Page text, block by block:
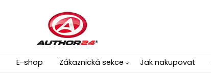
E-shop Zákaznická sekce Jak nakupovat